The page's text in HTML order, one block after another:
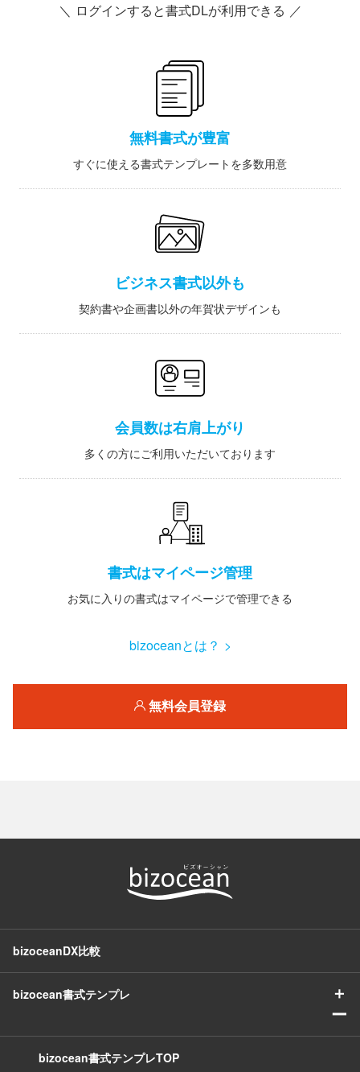
＼ ログインすると書式DLが利用できる ／
無料書式が豊富
すぐに使える書式テンプレートを多数用意
ビジネス書式以外も
契約書や企画書以外の年賀状デザインも
会員数は右肩上がり
多くの方にご利用いただいております
書式はマイページ管理
お気に入りの書式はマイページで管理できる
bizoceanとは？ >
無料会員登録
bizoceanDX比較
bizocean書式テンプレ
＋
ー
bizocean書式テンプレTOP